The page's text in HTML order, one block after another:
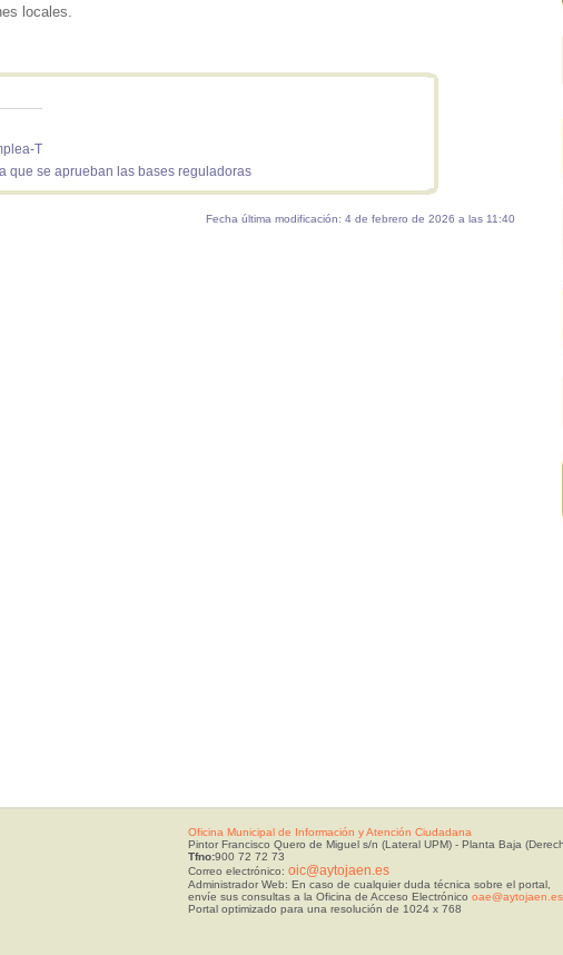
locales.
T
que se aprueban las bases reguladoras
Fecha última modificación: 4 de febrero de 2026 a las 11:40
Oficina Municipal de Información y Atención Ciudadana
Pintor Francisco Quero de Miguel s/n (Lateral UPM) - Planta Baja
Tfno:900 72 72 73
Correo electrónico: oic@aytojaen.es
Administrador Web: En caso de cualquier duda técnica sobre el portal,
envíe sus consultas a la Oficina de Acceso Electrónico oae@aytojaen.es
Portal optimizado para una resolución de 1024 x 768